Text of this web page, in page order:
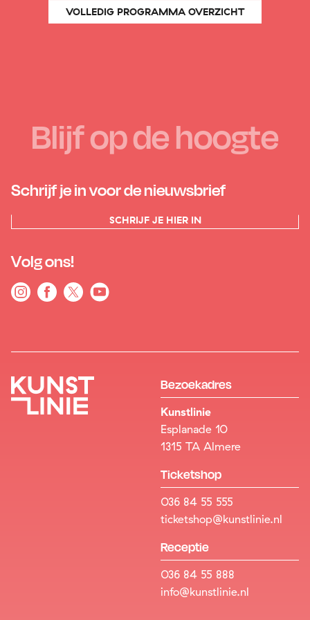
VOLLEDIG PROGRAMMA OVERZICHT
Blijf op de hoogte
Schrijf je in voor de nieuwsbrief
SCHRIJF JE HIER IN
Volg ons!
Bezoekadres
Kunstlinie
Esplanade 10
1315 TA Almere
Ticketshop
036 84 55 555
ticketshop@kunstlinie.nl
Receptie
036 84 55 888
info@kunstlinie.nl